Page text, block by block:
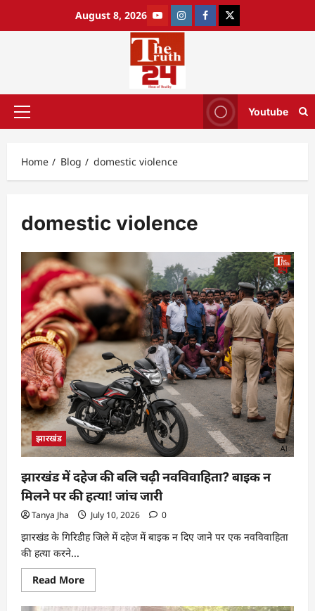
August 8, 2026
Youtube
Home Blog domestic violence
domestic violence
झारखंड
झारखंड में दहेज की बलि चढ़ी नवविवाहिता? बाइक न
मिलने पर की हत्या! जांच जारी
Tanya Jha July 10, 2026 0
झारखंड के गिरिडीह जिले में दहेज में बाइक न दिए जाने पर एक नवविवाहिता
की हत्या करने...
Read More